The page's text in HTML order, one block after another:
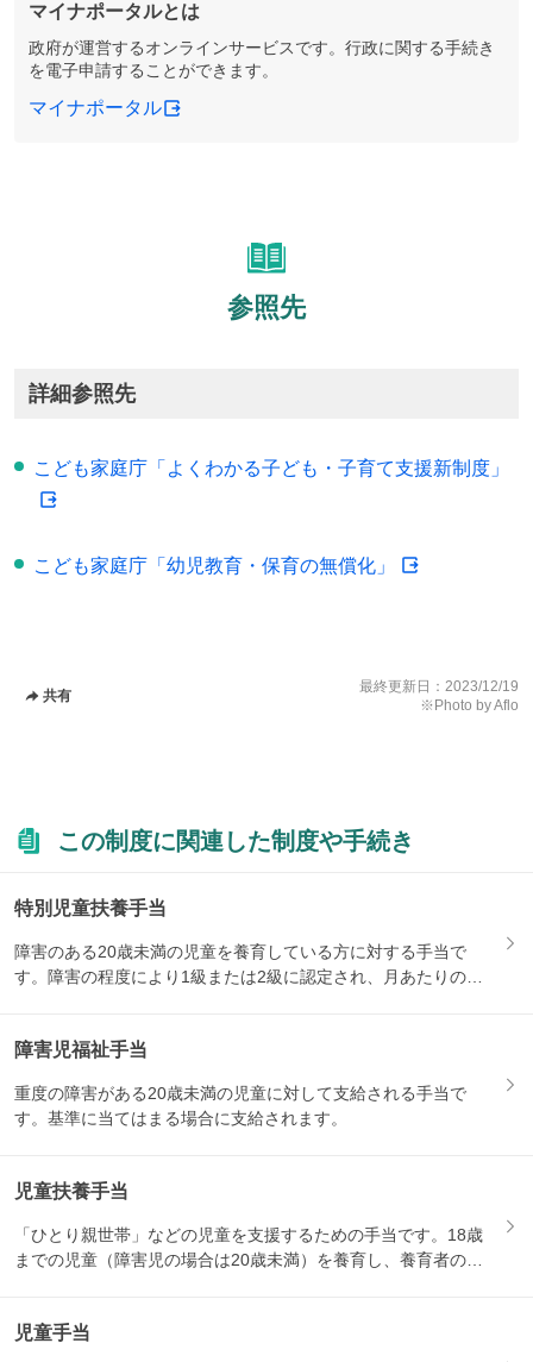
マイナポータルとは
政府が運営するオンラインサービスです。行政に関する手続き
を電子申請することができます。
マイナポータル
参照先
詳細参照先
こども家庭庁「よくわかる子ども・子育て支援新制度」
こども家庭庁「幼児教育・保育の無償化」
共有
最終更新日： 2023/12/19
※Photo by Aflo
この制度に関連した制度や手続き
特別児童扶養手当
障害のある20歳未満の児童を養育している方に対する手当で
す。障害の程度により1級または2級に認定され、月あたりの支
障害児福祉手当
重度の障害がある20歳未満の児童に対して支給される手当で
す。基準に当てはまる場合に支給されます。
児童扶養手当
「ひとり親世帯」などの児童を支援するための手当です。18歳
までの児童（障害児の場合は20歳未満）を養育し、養育者の所
児童手当